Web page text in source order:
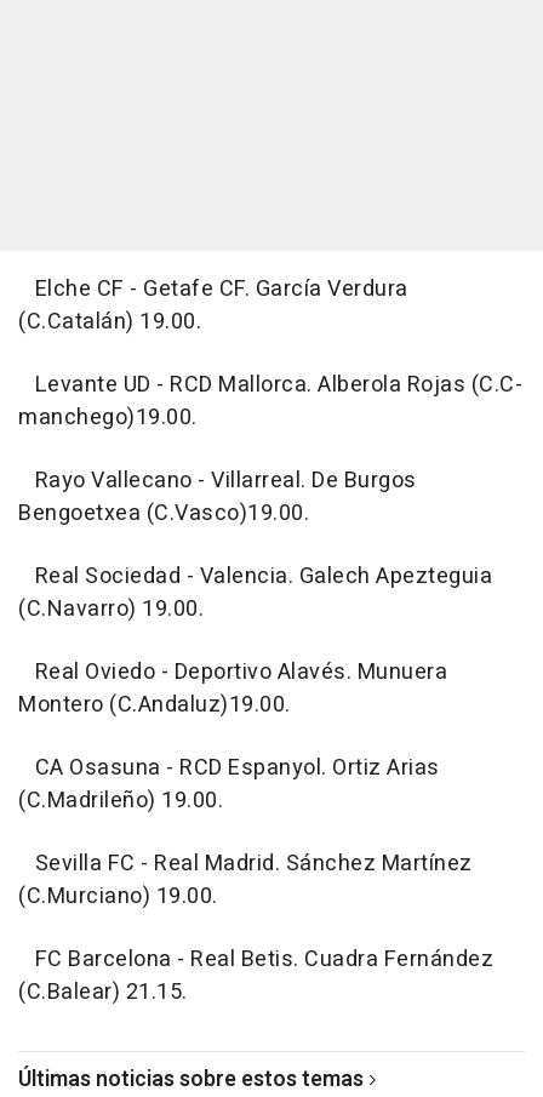
Elche CF - Getafe CF. García Verdura
(C.Catalán) 19.00.
Levante UD - RCD Mallorca. Alberola Rojas (C.C-
manchego)19.00.
Rayo Vallecano - Villarreal. De Burgos
Bengoetxea (C.Vasco)19.00.
Real Sociedad - Valencia. Galech Apezteguia
(C.Navarro) 19.00.
Real Oviedo - Deportivo Alavés. Munuera
Montero (C.Andaluz)19.00.
CA Osasuna - RCD Espanyol. Ortiz Arias
(C.Madrileño) 19.00.
Sevilla FC - Real Madrid. Sánchez Martínez
(C.Murciano) 19.00.
FC Barcelona - Real Betis. Cuadra Fernández
(C.Balear) 21.15.
Últimas noticias sobre estos temas